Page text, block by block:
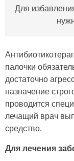
Для
палочки
достаточно
назначение
проводится
лечащий врач
средство.
Для лечения